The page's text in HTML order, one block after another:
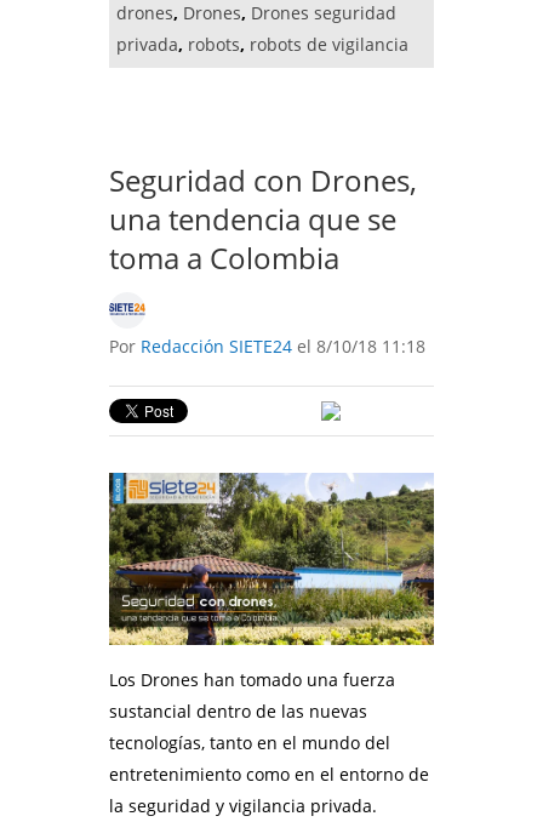
drones, Drones, Drones seguridad
privada, robots, robots de vigilancia
Seguridad con Drones,
una tendencia que se
toma a Colombia
Por Redacción SIETE24 el 8/10/18 11:18
Los Drones han tomado una fuerza
sustancial dentro de las nuevas
tecnologías, tanto en el mundo del
entretenimiento como en el entorno de
la seguridad y vigilancia privada.